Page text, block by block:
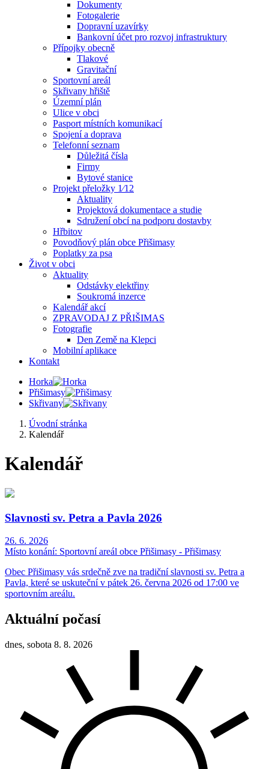
Dokumenty
Fotogalerie
Dopravní uzavírky
Bankovní účet pro rozvoj infrastruktury
Přípojky obecně
Tlakové
Gravitační
Sportovní areál
Skřivany hřiště
Územní plán
Ulice v obci
Pasport místních komunikací
Spojení a doprava
Telefonní seznam
Důležitá čísla
Firmy
Bytové stanice
Projekt přeložky 1⁄12
Aktuality
Projektová dokumentace a studie
Sdružení obcí na podporu dostavby
Hřbitov
Povodňový plán obce Přišimasy
Poplatky za psa
Život v obci
Aktuality
Odstávky elektřiny
Soukromá inzerce
Kalendář akcí
ZPRAVODAJ Z PŘIŠIMAS
Fotografie
Den Země na Klepci
Mobilní aplikace
Kontakt
Horka
Přišimasy
Skřivany
Úvodní stránka
Kalendář
Kalendář
Slavnosti sv. Petra a Pavla 2026
26. 6. 2026
Místo konání: Sportovní areál obce Přišimasy - Přišimasy
Obec Přišimasy vás srdečně zve na tradiční slavnosti sv. Petra a
Pavla, které se uskuteční v pátek 26. června 2026 od 17:00 ve
sportovním areálu.
Aktuální počasí
dnes, sobota 8. 8. 2026